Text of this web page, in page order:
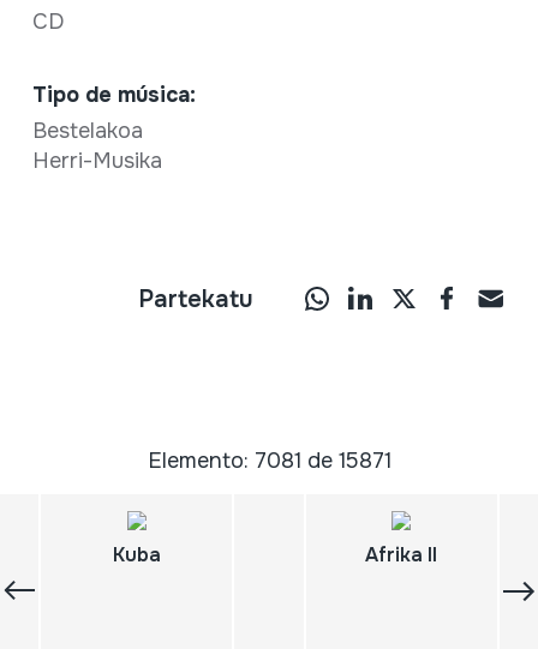
CD
Tipo de música:
Bestelakoa
Herri-Musika
Partekatu
Elemento: 7081 de 15871
Kuba Afrika II